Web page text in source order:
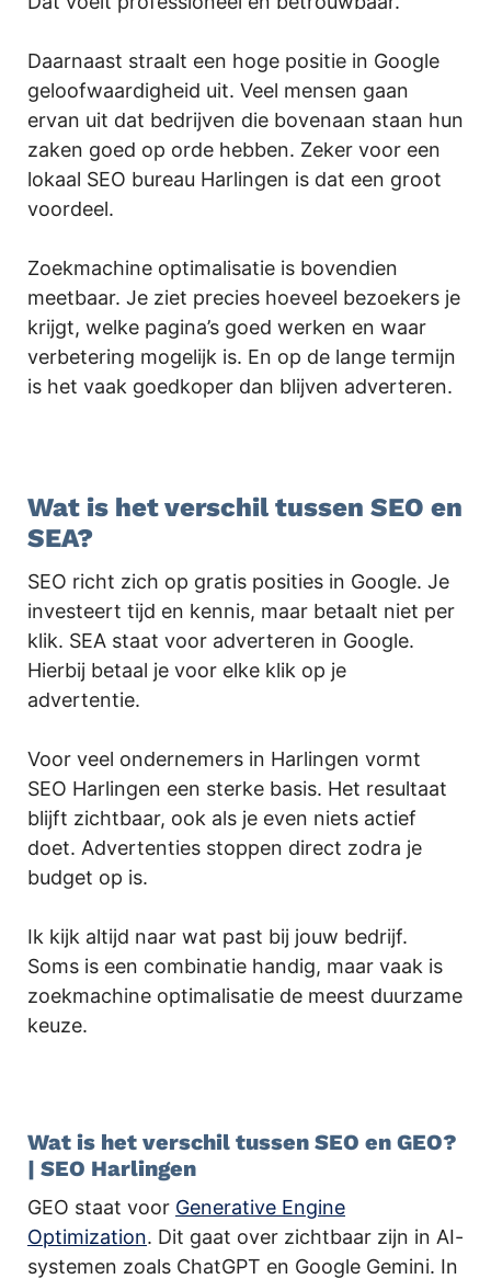
Daarnaast straalt een hoge positie in Google
geloofwaardigheid uit. Veel mensen gaan
ervan uit dat bedrijven die bovenaan staan hun
zaken goed op orde hebben. Zeker voor een
lokaal SEO bureau Harlingen is dat een groot
voordeel.
Zoekmachine optimalisatie is bovendien
meetbaar. Je ziet precies hoeveel bezoekers je
krijgt, welke pagina’s goed werken en waar
verbetering mogelijk is. En op de lange termijn
is het vaak goedkoper dan blijven adverteren.
Wat is het verschil tussen SEO en
SEA?
SEO richt zich op gratis posities in Google. Je
investeert tijd en kennis, maar betaalt niet per
klik. SEA staat voor adverteren in Google.
Hierbij betaal je voor elke klik op je
advertentie.
Voor veel ondernemers in Harlingen vormt
SEO Harlingen een sterke basis. Het resultaat
blijft zichtbaar, ook als je even niets actief
doet. Advertenties stoppen direct zodra je
budget op is.
Ik kijk altijd naar wat past bij jouw bedrijf.
Soms is een combinatie handig, maar vaak is
zoekmachine optimalisatie de meest duurzame
keuze.
Wat is het verschil tussen SEO en GEO?
| SEO Harlingen
GEO staat voor Generative Engine
Optimization. Dit gaat over zichtbaar zijn in AI-
systemen zoals ChatGPT en Google Gemini. In